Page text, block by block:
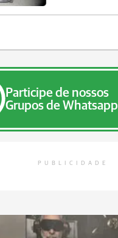
Participe de nossos
Grupos de Whatsapp
PUBLICIDADE